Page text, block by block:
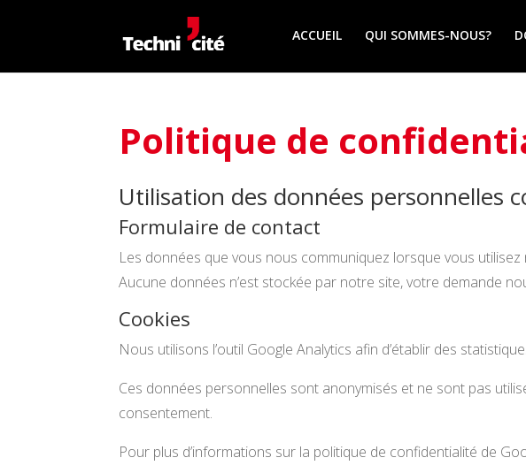
ACCUEIL QUI SOMMES-NOUS?
Politique de
Utilisation des données personnelles
Formulaire de contact
Les données que vous nous communiquez lorsque vous
Aucune données n’est stockée par notre site, votre demande
Cookies
Nous utilisons l’outil Google Analytics afin d’établir des
Ces données personnelles sont anonymisés et ne sont pas
consentement.
Pour plus d’informations sur la politique de confidentialité de